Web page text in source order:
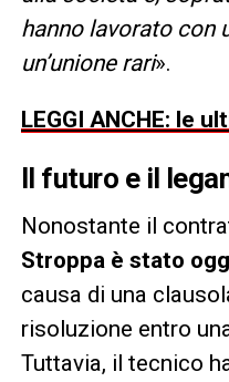
hanno lavorato con
un’unione rari».
LEGGI ANCHE: le
Il futuro e il
Nonostante il
Stroppa è stato
causa di una
risoluzione entro
Tuttavia, il tecnico